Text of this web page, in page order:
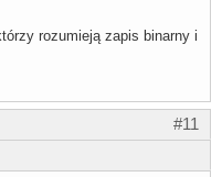
rozumieją zapis binarny i
#11